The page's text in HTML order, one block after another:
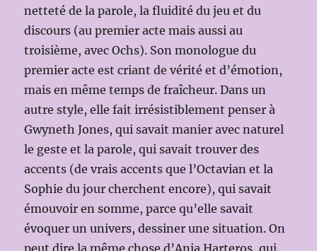
netteté de la parole, la fluidité du jeu et du
discours (au premier acte mais aussi au
troisième, avec Ochs). Son monologue du
premier acte est criant de vérité et d’émotion,
mais en même temps de fraîcheur. Dans un
autre style, elle fait irrésistiblement penser à
Gwyneth Jones, qui savait manier avec naturel
le geste et la parole, qui savait trouver des
accents (de vrais accents que l’Octavian et la
Sophie du jour cherchent encore), qui savait
émouvoir en somme, parce qu’elle savait
évoquer un univers, dessiner une situation. On